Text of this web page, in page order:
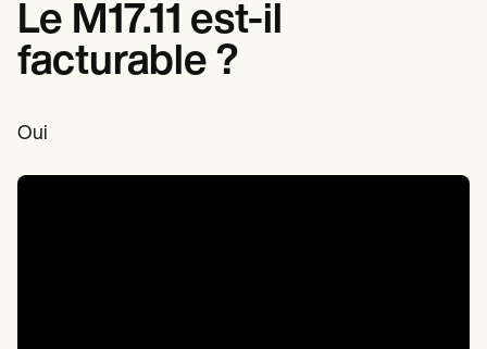
Le M17.11 est-il
facturable ?
Oui